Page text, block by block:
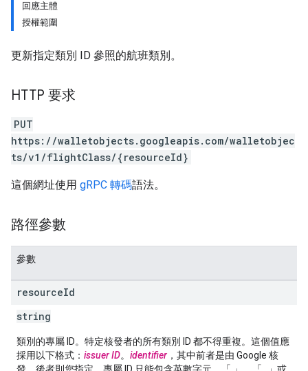
回應主體
授權範圍
更新指定類別 ID 參照的航班類別。
HTTP 要求
PUT
https://walletobjects.googleapis.com/walletobjec
ts/v1/flightClass/{resourceId}
這個網址使用 gRPC 轉碼語法。
路徑參數
參數
resourceId
string
類別的專屬 ID。特定核發者的所有類別 ID 都不得重複。這個值應
採用以下格式： issuer ID。 identifier ，其中前者是由 Google 核